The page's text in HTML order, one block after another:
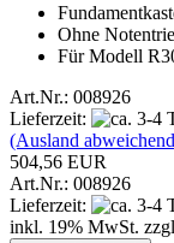
Ohne
Für Modell
Art.Nr.: 008926
Lieferzeit:
(Ausland
504,56 EUR
Art.Nr.: 008926
Lieferzeit:
inkl. 19% MwSt.